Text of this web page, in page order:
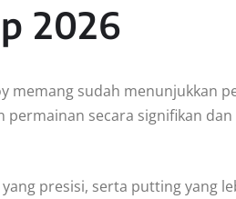
2026
memang sudah menunjukkan
secara signifikan
presisi, serta putting yang